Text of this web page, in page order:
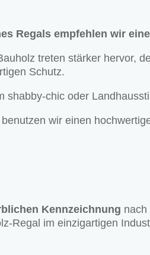
Regals empfehlen wir
treten stärker hervor,
Schutz.
shabby-chic oder
wir einen
Kennzeichnung nach
Regal im einzigartigen